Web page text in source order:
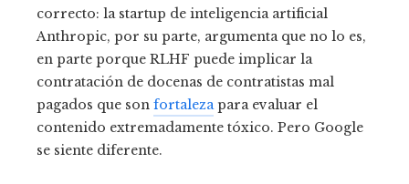
correcto: la startup de inteligencia artificial
Anthropic, por su parte, argumenta que no lo es,
en parte porque RLHF puede implicar la
contratación de docenas de contratistas mal
pagados que son fortalezapara evaluar el
contenido extremadamente tóxico. Pero Google
se siente diferente.